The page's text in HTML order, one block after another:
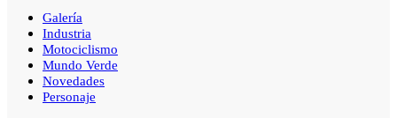
Galería
Industria
Motociclismo
Mundo Verde
Novedades
Personaje